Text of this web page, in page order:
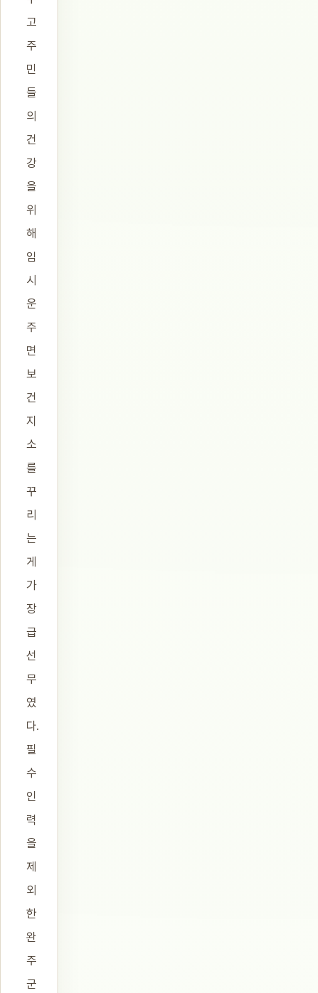
고
주
민
들
의
건
강
을
위
해
임
시
운
주
면
보
건
지
소
를
꾸
리
는
게
가
장
급
선
무
였
다.
필
수
인
력
을
제
외
한
완
주
군